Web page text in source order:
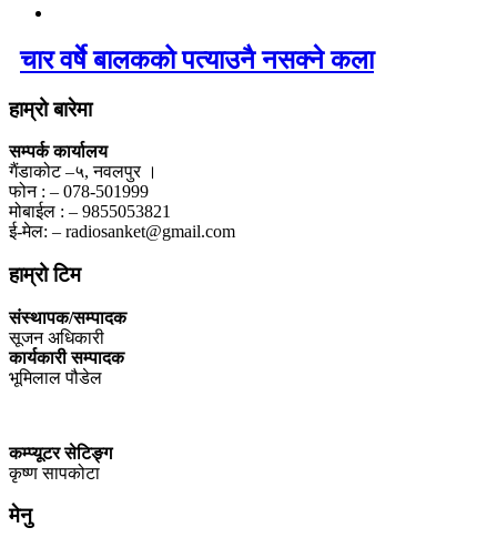
चार वर्षे बालकको पत्याउनै नसक्ने कला
हाम्रो बारेमा
सम्पर्क कार्यालय
गैंडाकोट –५, नवलपुर ।
फोन : – 078-501999
मोबाईल : – 9855053821
ई-मेल: – radiosanket@gmail.com
हाम्रो टिम
संस्थापक/सम्पादक
सूजन अधिकारी
कार्यकारी सम्पादक
भूमिलाल पौडेल
कम्प्यूटर सेटिङ्ग
कृष्ण सापकोटा
मेनु